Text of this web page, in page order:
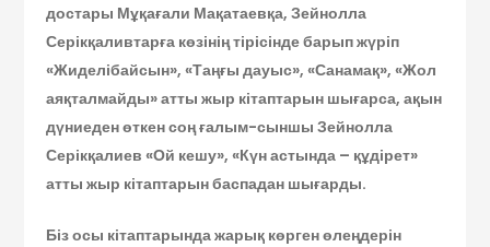
достары Мұқағали Мақатаевқа, Зейнолла
Серікқаливтарға көзінің тірісінде барып жүріп
«Жиделібайсын», «Таңғы дауыс», «Санамақ», «Жол
аяқталмайды» атты жыр кітаптарын шығарса, ақын
дүниеден өткен соң ғалым-сыншы Зейнолла
Серікқалиев «Ой кешу», «Күн астында – құдірет»
атты жыр кітаптарын баспадан шығарды.
Біз осы кітаптарында жарық көрген өлеңдерін